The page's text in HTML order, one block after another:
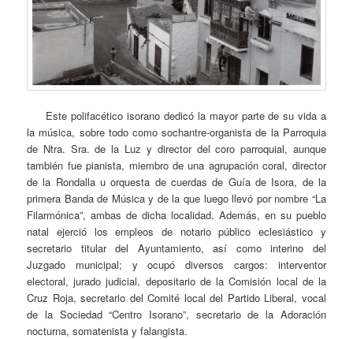
Este polifacético isorano dedicó la mayor parte de su vida a
la música, sobre todo como sochantre-organista de la Parroquia
de Ntra. Sra. de la Luz y director del coro parroquial, aunque
también fue pianista, miembro de una agrupación coral, director
de la Rondalla u orquesta de cuerdas de Guía de Isora, de la
primera Banda de Música y de la que luego llevó por nombre “La
Filarmónica”, ambas de dicha localidad. Además, en su pueblo
natal ejerció los empleos de notario público eclesiástico y
secretario titular del Ayuntamiento, así como interino del
Juzgado municipal; y ocupó diversos cargos: interventor
electoral, jurado judicial, depositario de la Comisión local de la
Cruz Roja, secretario del Comité local del Partido Liberal, vocal
de la Sociedad “Centro Isorano”, secretario de la Adoración
nocturna, somatenista y falangista.